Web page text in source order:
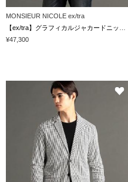
MONSIEUR NICOLE ex/tra
¥47,300